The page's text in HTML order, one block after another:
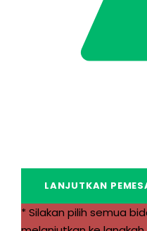
* Silakan pilih semua